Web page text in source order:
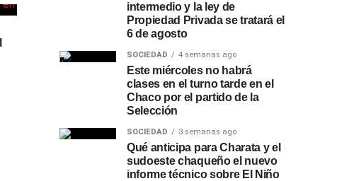
intermedio y la ley de
Propiedad Privada se tratará el
6 de agosto
SOCIEDAD 4 semanas ago
Este miércoles no habrá
clases en el turno tarde en el
Chaco por el partido de la
Selección
SOCIEDAD 3 semanas ago
Qué anticipa para Charata y el
sudoeste chaqueño el nuevo
informe técnico sobre El Niño